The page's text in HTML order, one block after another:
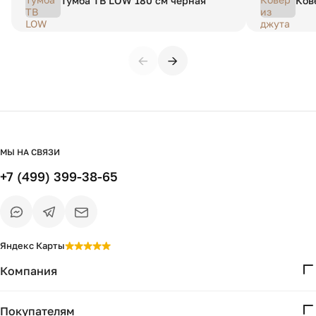
← →
Компания
Покупателям
МЫ НА СВЯЗИ
+7 (499) 399-38-65
Яндекс Карты